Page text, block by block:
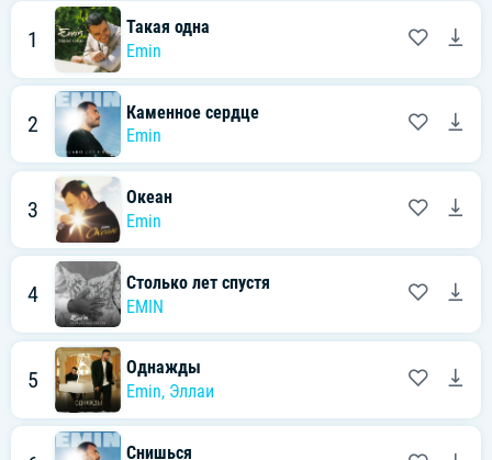
1
Такая одна
Emin
2
Каменное сердце
Emin
3
Океан
Emin
4
Столько лет спустя
EMIN
5
Однажды
Emin, Эллаи
Снишься